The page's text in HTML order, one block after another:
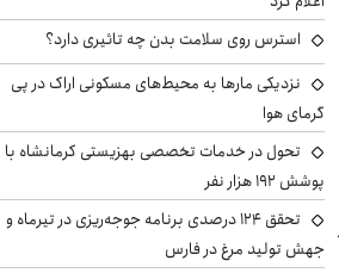
استرس روی سلامت بدن چه تاثیری دارد؟
نزدیکی مارها به محیط‌های مسکونی اراک در پی
گرمای هوا
تحول در خدمات تخصصی بهزیستی کرمانشاه با
پوشش ۱۹۲ هزار نفر
تحقق ۱۲۴ درصدی برنامه جوجه‌ریزی در تیرماه و
جهش تولید مرغ در فارس